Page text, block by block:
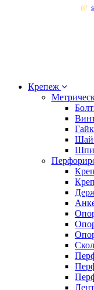
@
Крепеж